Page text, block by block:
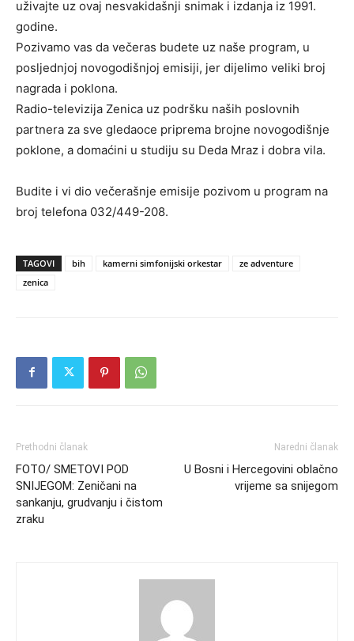
uživajte uz ovaj nesvakidašnji snimak i izdanja iz 1991.
godine.
Pozivamo vas da večeras budete uz naše program, u
posljednjoj novogodišnjoj emisiji, jer dijelimo veliki broj
nagrada i poklona.
Radio-televizija Zenica uz podršku naših poslovnih
partnera za sve gledaoce priprema brojne novogodišnje
poklone, a domaćini u studiju su Deda Mraz i dobra vila.
Budite i vi dio večerašnje emisije pozivom u program na
broj telefona 032/449-208.
TAGOVI bih kamerni simfonijski orkestar
ze adventure
zenica
Prethodni članak
FOTO/ SMETOVI POD
SNIJEGOM: Zeničani na
sankanju, grudvanju i čistom
zraku
Naredni članak
U Bosni i Hercegovini oblačno
vrijeme sa snijegom